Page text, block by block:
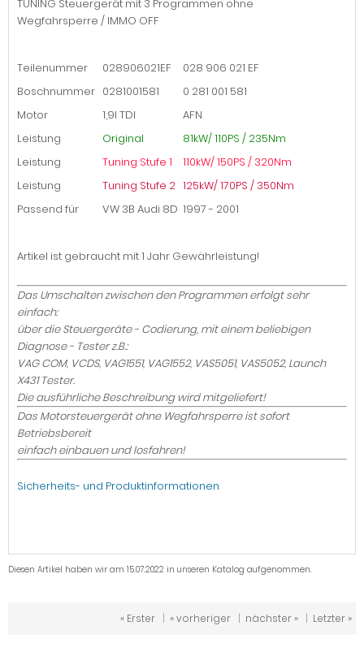
TUNING Steuergerät mit 3 Programmen ohne
Wegfahrsperre / IMMO OFF
Teilenummer 028906021EF
028 906 021 EF
Boschnummer 0281001581
0 281 001 581
Motor
1,9l TDI
AFN
Leistung
Original
81kW/ 110PS / 235Nm
Leistung
Tuning Stufe 1
110kW/ 150PS / 320Nm
Leistung
Tuning Stufe 2 125kW/ 170PS / 350Nm
Passend für
VW 3B Audi 8D 1997 - 2001
Artikel ist gebraucht mit 1 Jahr Gewährleistung!
Das Umschalten zwischen den Programmen erfolgt sehr
einfach:
über die Steuergeräte - Codierung, mit einem beliebigen
Diagnose - Tester z.B.:
VAG COM, VCDS, VAG1551, VAG1552, VAS5051, VAS5052, Launch
X431 Tester.
Die ausführliche Beschreibung wird mitgeliefert!
Das Motorsteuergerät ohne Wegfahrsperre ist sofort
Betriebsbereit
einfach einbauen und losfahren!
Sicherheits- und Produktinformationen
Diesen Artikel haben wir am 15.07.2022 in unseren Katalog aufgenommen.
« Erster | « vorheriger | nächster » | Letzter »